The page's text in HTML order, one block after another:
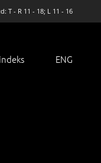
T - R 11 - 18; L 11 - 16
ENG